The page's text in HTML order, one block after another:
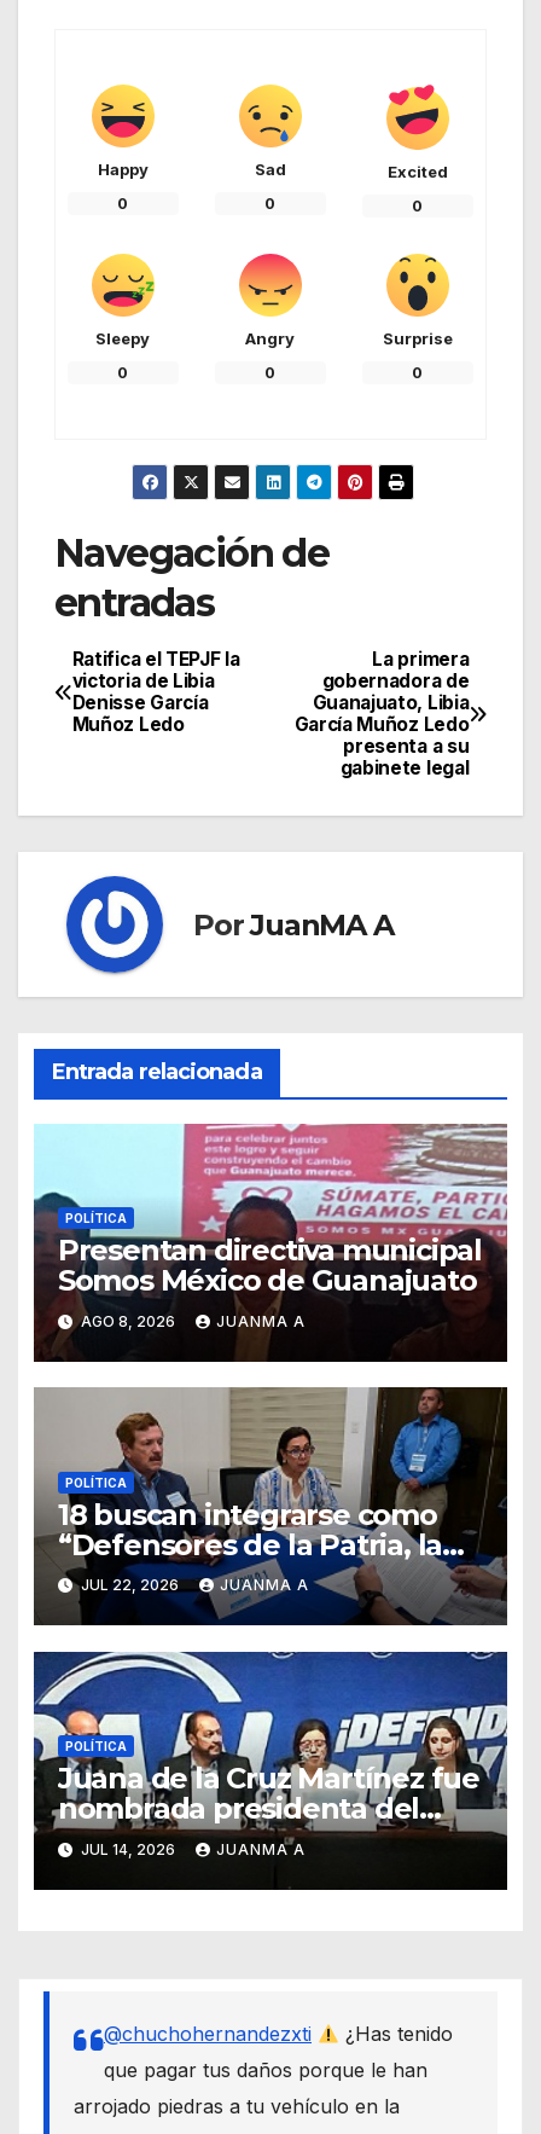
Happy
0
Sad
0
Excited
0
Sleepy
0
Angry
0
Surprise
0
Navegación de
entradas
La primera
gobernadora de
Guanajuato, Libia
García Muñoz Ledo
presenta a su
gabinete legal
Ratifica el TEPJF la
victoria de Libia
Denisse García
Muñoz Ledo
PorJuanMA A
Entrada relacionada
POLÍTICA
Presentan directiva municipal
Somos México de Guanajuato
AGO 8, 2026 JUANMA A
POLÍTICA
18 buscan integrarse como
“Defensores de la Patria, la
Familia y la Libertad”
JUL 22, 2026 JUANMA A
POLÍTICA
Juana de la Cruz Martínez fue
nombrada presidenta del
PAN en Guanajuato
JUL 14, 2026 JUANMA A
@chuchohernandezxti
¿Has tenido
que pagar tus daños porque le han
arrojado piedras a tu vehículo en la